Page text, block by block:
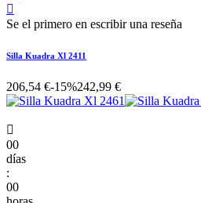

Se el primero en escribir una reseña
Silla Kuadra Xl 2411
206,54 €-15%242,99 €

00
días
:
00